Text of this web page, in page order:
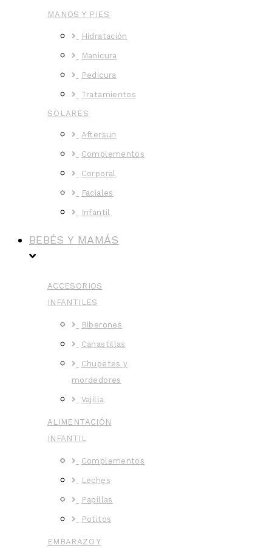
MANOS Y PIES
Hidratación
Manicura
Pedicura
Tratamientos
SOLARES
Aftersun
Complementos
Corporal
Faciales
Infantil
BEBÉS Y MAMÁS
ACCESORIOS
INFANTILES
Biberones
Canastillas
Chupetes y
mordedores
Vajilla
ALIMENTACIÓN
INFANTIL
Complementos
Leches
Papillas
Potitos
EMBARAZO Y